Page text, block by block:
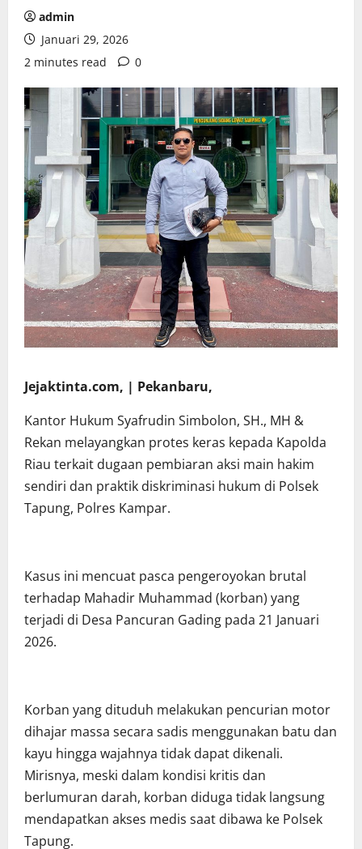
admin
Januari 29, 2026
2 minutes read
0
Jejaktinta.com, | Pekanbaru,
Kantor Hukum Syafrudin Simbolon, SH., MH &
Rekan melayangkan protes keras kepada Kapolda
Riau terkait dugaan pembiaran aksi main hakim
sendiri dan praktik diskriminasi hukum di Polsek
Tapung, Polres Kampar.
Kasus ini mencuat pasca pengeroyokan brutal
terhadap Mahadir Muhammad (korban) yang
terjadi di Desa Pancuran Gading pada 21 Januari
2026.
Korban yang dituduh melakukan pencurian motor
dihajar massa secara sadis menggunakan batu dan
kayu hingga wajahnya tidak dapat dikenali.
Mirisnya, meski dalam kondisi kritis dan
berlumuran darah, korban diduga tidak langsung
mendapatkan akses medis saat dibawa ke Polsek
Tapung.